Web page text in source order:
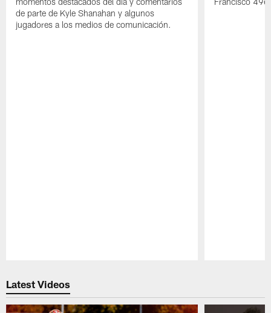
de parte de Kyle Shanahan y algunos
jugadores a los medios de comunicación.
Latest Videos